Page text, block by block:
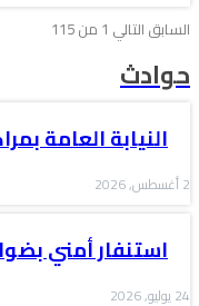
السابق التالي 1 من 115
حوادث
النيابة العامة
2 أغسطس, 2026
استنفار أمني
24 يوليو, 2026